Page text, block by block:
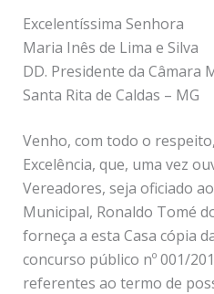
Excelentíssima Senhora
Maria Inês de Lima e Silva
DD. Presidente da Câmara
Santa Rita de Caldas – MG
Venho, com todo o
Excelência, que, uma vez
Vereadores, seja oficiado
Municipal, Ronaldo Tomé
forneça a esta Casa cópia
concurso público nº 001/
referentes ao termo de